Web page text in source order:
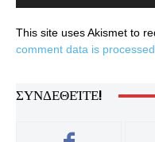
This site uses Akismet to
comment data is
ΣΥΝΔΕΘΕΊΤΕ!